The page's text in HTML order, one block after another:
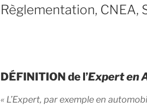
Règlementation, CNEA,
DÉFINITION de l’Expert en
« L’Expert, par exemple en